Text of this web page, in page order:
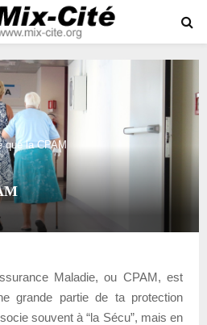
que la CPAM
Maladie, ou CPAM, est
grande partie de ta protection
souvent à “la Sécu”, mais en